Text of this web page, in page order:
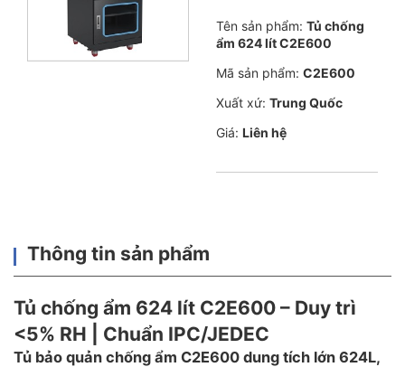
Tên sản phẩm: Tủ chống
ẩm 624 lít C2E600
Mã sản phẩm: C2E600
Xuất xứ: Trung Quốc
Giá: Liên hệ
Thông tin sản phẩm
Tủ chống ẩm 624 lít C2E600 – Duy trì
<5% RH | Chuẩn IPC/JEDEC
Tủ bảo quản chống ẩm C2E600 dung tích lớn 624L,